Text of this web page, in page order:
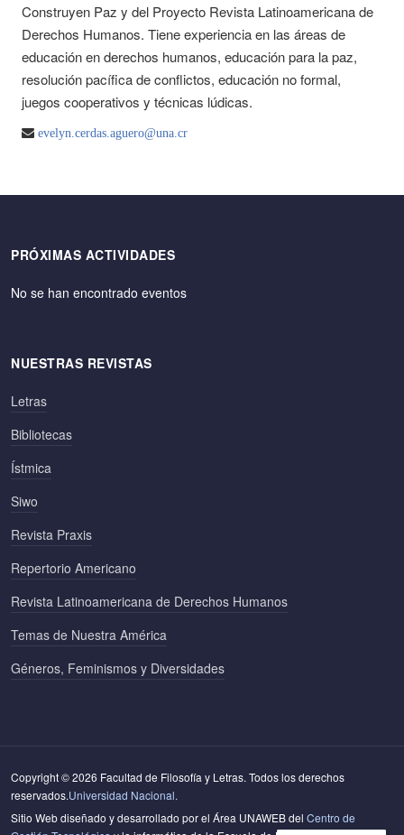
Construyen Paz y del Proyecto Revista Latinoamericana de
Derechos Humanos. Tiene experiencia en las áreas de
educación en derechos humanos, educación para la paz,
resolución pacífica de conflictos, educación no formal,
juegos cooperativos y técnicas lúdicas.
evelyn.cerdas.aguero@una.cr
PRÓXIMAS ACTIVIDADES
No se han encontrado eventos
NUESTRAS REVISTAS
Letras
Bibliotecas
Ístmica
Siwo
Revista Praxis
Repertorio Americano
Revista Latinoamericana de Derechos Humanos
Temas de Nuestra América
Géneros, Feminismos y Diversidades
Copyright © 2026 Facultad de Filosofía y Letras. Todos los derechos
reservados.Universidad Nacional.
Sitio Web diseñado y desarrollado por el Área UNAWEB del Centro de